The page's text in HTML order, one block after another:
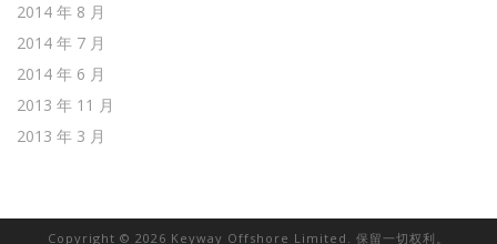
2014 年 8 月
2014 年 7 月
2014 年 6 月
2013 年 11 月
2013 年 3 月
Copyright © 2026 Keyway Offshore Limited. 保留一切权利。